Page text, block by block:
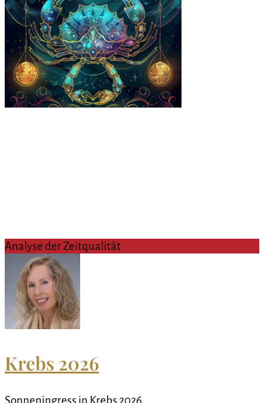
Analyse der Zeitqualität
Krebs 2026
Sonneningress in Krebs 2026